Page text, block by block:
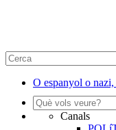
O espanyol o
Canals